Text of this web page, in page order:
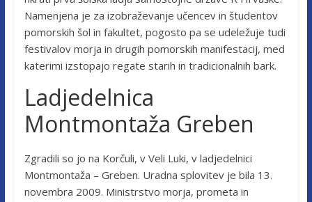
Namenjena je za izobraževanje učencev in študentov
pomorskih šol in fakultet, pogosto pa se udeležuje tudi
festivalov morja in drugih pomorskih manifestacij, med
katerimi izstopajo regate starih in tradicionalnih bark.
Ladjedelnica
Montmontaža Greben
Zgradili so jo na Korčuli, v Veli Luki, v ladjedelnici
Montmontaža – Greben. Uradna splovitev je bila 13.
novembra 2009. Ministrstvo morja, prometa in